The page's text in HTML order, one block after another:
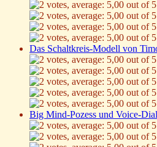
Das Schaltkreis-Modell von
Big Mind-Pozess und Voice-